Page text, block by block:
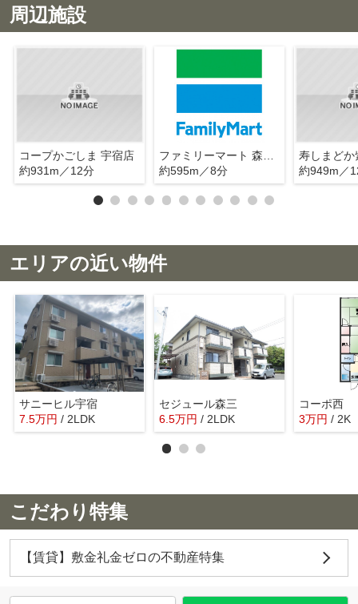
周辺施設
コープかごしま 宇宿店
約931m／12分
約595m／8分
寿しまどか
約949m／
エリアの近い物件
サニーヒル宇宿
7.5万円 / 2LDK
セジュール森三
6.5万円 / 2LDK
コーポ西
3万円 / 2K
こだわり特集
【賃貸】敷金礼金ゼロの不動産特集